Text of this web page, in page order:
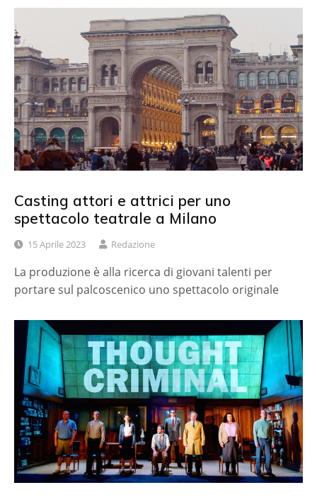
Casting attori e attrici per uno
spettacolo teatrale a Milano
15 Aprile 2023 Redazione
La produzione è alla ricerca di giovani talenti per
portare sul palcoscenico uno spettacolo originale